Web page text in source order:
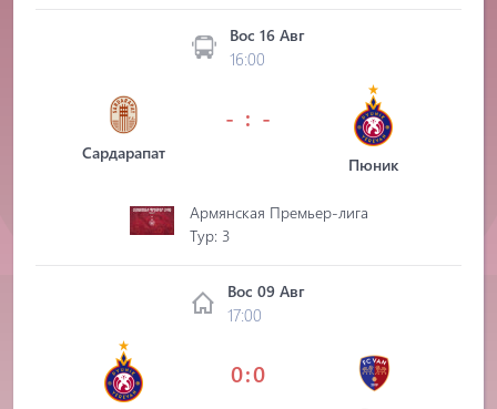
Вос 16 Авг
16:00
Сардарапат
- : -
Пюник
Армянская Премьер-лига
Tур: 3
Вос 09 Авг
17:00
0:0